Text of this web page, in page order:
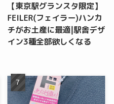
【東京駅グランスタ限定】
FEILER(フェイラー)ハンカ
チがお土産に最適|駅舎デザ
イン3種全部欲しくなる